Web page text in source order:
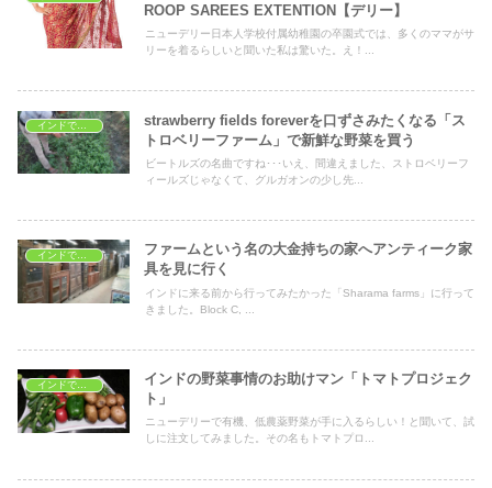
ROOP SAREES EXTENTION【デリー】
ニューデリー日本人学校付属幼稚園の卒園式では、多くのママがサ
リーを着るらしいと聞いた私は驚いた。え！...
strawberry fields foreverを口ずさみたくなる「ス
トロベリーファーム」で新鮮な野菜を買う
ビートルズの名曲ですね･･･いえ、間違えました、ストロベリーフ
ィールズじゃなくて、グルガオンの少し先...
ファームという名の大金持ちの家へアンティーク家
具を見に行く
インドに来る前から行ってみたかった「Sharama farms」に行って
きました。Block C, ...
インドの野菜事情のお助けマン「トマトプロジェク
ト」
ニューデリーで有機、低農薬野菜が手に入るらしい！と聞いて、試
しに注文してみました。その名もトマトプロ...